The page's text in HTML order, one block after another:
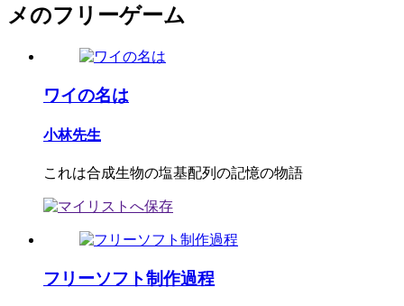
メのフリーゲーム
ワイの名は
小林先生
これは合成生物の塩基配列の記憶の物語
フリーソフト制作過程